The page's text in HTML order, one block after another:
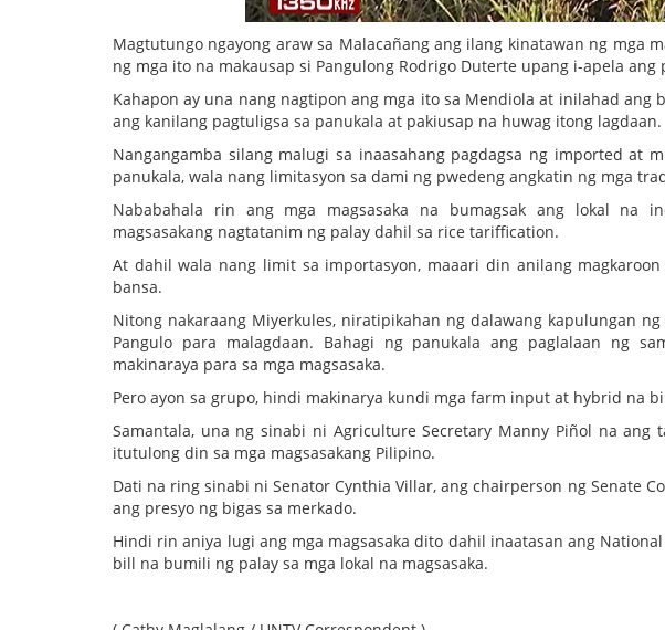
Magtutungo ngayong araw sa Malacañang ang ilang kinatawan ng mga
ng mga ito na makausap si Pangulong Rodrigo Duterte upang i-apela
Kahapon ay una nang nagtipon ang mga ito sa Mendiola at inilahad
ang kanilang pagtuligsa sa panukala at pakiusap na huwag itong lagdaan.
Nangangamba silang malugi sa inaasahang pagdagsa ng imported at
panukala, wala nang limitasyon sa dami ng pwedeng angkatin ng mga
Nababahala rin ang mga magsasaka na bumagsak ang lokal na
magsasakang nagtatanim ng palay dahil sa rice tariffication.
At dahil wala nang limit sa importasyon, maaari din anilang
bansa.
Nitong nakaraang Miyerkules, niratipikahan ng dalawang kapulungan
Pangulo para malagdaan. Bahagi ng panukala ang paglalaan ng
makinaraya para sa mga magsasaka.
Pero ayon sa grupo, hindi makinarya kundi mga farm input at hybrid na
Samantala, una ng sinabi ni Agriculture Secretary Manny Piñol na
itutulong din sa mga magsasakang Pilipino.
Dati na ring sinabi ni Senator Cynthia Villar, ang chairperson ng Senate
ang presyo ng bigas sa merkado.
Hindi rin aniya lugi ang mga magsasaka dito dahil inaatasan ang
bill na bumili ng palay sa mga lokal na magsasaka.